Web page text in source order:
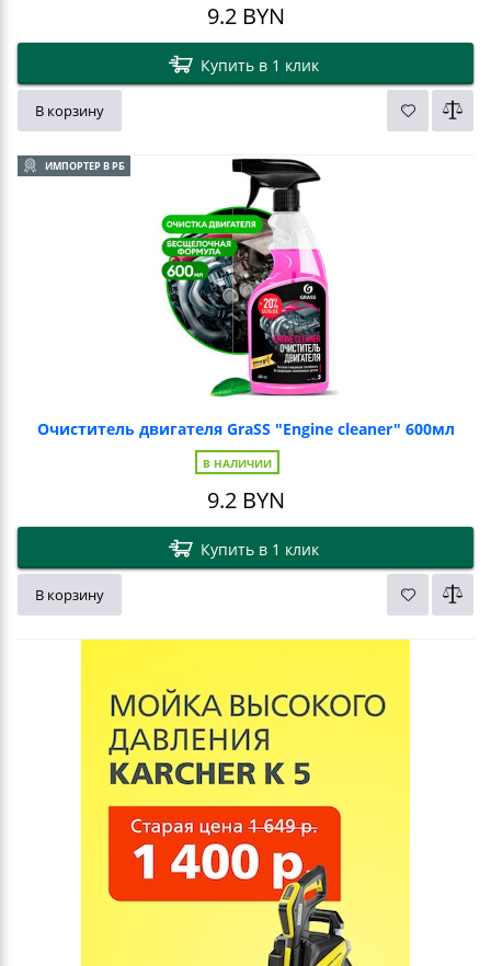
9.2BYN
Купить в 1 клик
В корзину
ИМПОРТЕР В РБ
Очиститель двигателя GraSS "Engine cleaner" 600мл
В НАЛИЧИИ
9.2BYN
Купить в 1 клик
В корзину